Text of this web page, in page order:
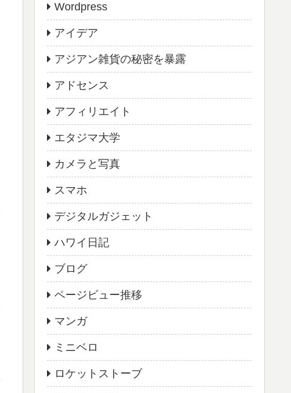
Wordpress
アイデア
アジアン雑貨の秘密を暴露
アドセンス
アフィリエイト
エタジマ大学
カメラと写真
スマホ
デジタルガジェット
ハワイ日記
ブログ
ページビュー推移
マンガ
ミニベロ
ロケットストーブ